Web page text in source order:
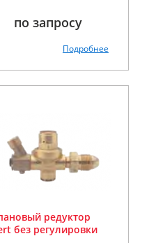
по запросу
Подробнее
редуктор
без регулировки